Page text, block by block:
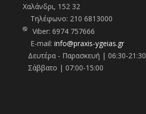
Χαλάνδρι, 152 32
Τηλέφωνo: 210 6813000
Viber: 6974 757666
E-mail: info@praxis-ygeias.gr
Δευτέρα - Παρασκευή | 06:30-21:30
Σάββατο | 07:00-15:00